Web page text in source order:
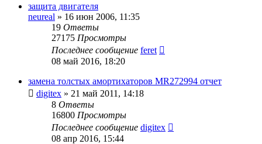
защита двигателя
neureal » 16 июн 2006, 11:35
19 Ответы
27175 Просмотры
Последнее сообщение feret
08 май 2016, 18:20
замена толстых амортихаторов MR272994 отчет
digitex » 21 май 2011, 14:18
8 Ответы
16800 Просмотры
Последнее сообщение digitex
08 апр 2016, 15:44